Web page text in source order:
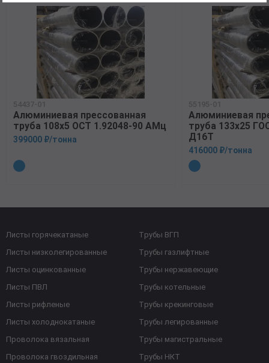
54437-01
Алюминиевая прессованная
труба 108х5 ОСТ 1.92048-90 АМц
399000 ₽/тонна
55195-01
Алюминиевая
труба 133х25
Д16Т
416000 ₽/тонна
Листы горячекатаные
Листы низколегированные
Листы оцинкованные
Листы ПВЛ
Листы рифленые
Листы холоднокатаные
Проволока вязальная
Проволока гвоздильная
Трубы ВГП
Трубы газлифтные
Трубы нержавеющие
Трубы котельные
Трубы крекинговые
Трубы легированные
Трубы магистральные
Трубы НКТ